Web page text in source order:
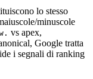
lo stesso
minuscole
vs apex,
Google tratta
i segnali di ranking